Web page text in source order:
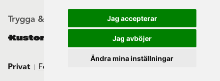
Jag accepterar
Jag avböjer
Ändra mina inställningar
Trygga & säkra beställningar
Privat Företag